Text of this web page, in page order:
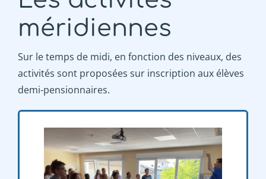
méridiennes
Sur le temps de midi, en fonction des niveaux, des
activités sont proposées sur inscription aux élèves
demi-pensionnaires.